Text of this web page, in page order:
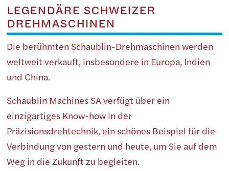
LEGENDÄRE SCHWEIZER
DREHMASCHINEN
Die berühmten Schaublin-Drehmaschinen werden
weltweit verkauft, insbesondere in Europa, Indien
und China.
Schaublin Machines SA verfügt über ein
einzigartiges Know-how in der
Präzisionsdrehtechnik, ein schönes Beispiel für die
Verbindung von gestern und heute, um Sie auf dem
Weg in die Zukunft zu begleiten.